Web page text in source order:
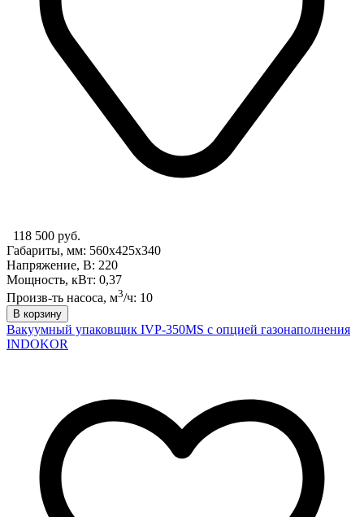
118 500 руб.
Габариты, мм: 560x425x340
Напряжение, В: 220
Мощность, кВт: 0,37
Произв-ть насоса, м3/ч: 10
В корзину
Вакуумный упаковщик IVP-350MS с опцией газонаполнения
INDOKOR